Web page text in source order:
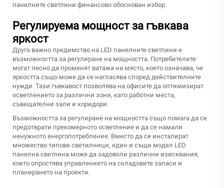
панелните светлини финансово обоснован избор.
Регулируема мощност за гъвкава
яркост
Друго важно предимство на LED панелните светлини е
възможността за регулиране на мощността. Потребителите
могат лесно да променят ватажа на място, което означава, че
яркостта също може да се нагласява според действителните
нужди. Тази гъвкавост позволява на офисите да оптимизират
осветлението за различни зони, като работни места,
съвещателни зали и коридори.
Възможността за регулиране на мощността също помага да се
предотврати прекомерното осветление и да се намали
ненужното енергопотребление. Вместо да се инсталират
множество типове светилници, един и същи модел LED
панелна светлина може да задоволи различни изисквания,
което опростява управлението на складовите запаси и
планирането на проекти.